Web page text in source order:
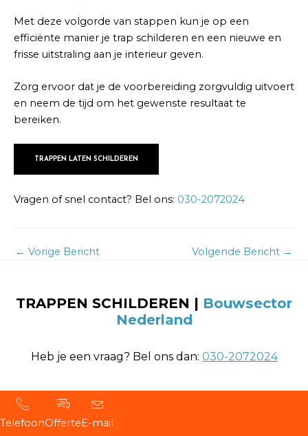
Met deze volgorde van stappen kun je op een
efficiënte manier je trap schilderen en een nieuwe en
frisse uitstraling aan je interieur geven.
Zorg ervoor dat je de voorbereiding zorgvuldig uitvoert
en neem de tijd om het gewenste resultaat te
bereiken.
TRAPPEN LATEN SCHILDEREN
Vragen of snel contact? Bel ons: 030-2072024
← Vorige Bericht Volgende Bericht →
TRAPPEN SCHILDEREN | Bouwsector
Nederland
Heb je een vraag? Bel ons dan: 030-2072024
TelefoonOfferteE-mail